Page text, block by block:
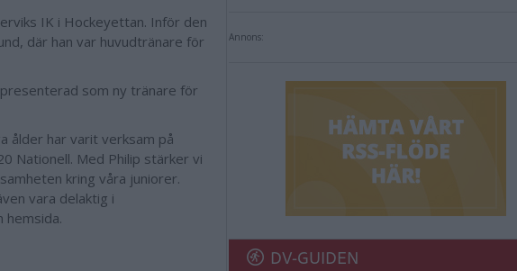
IK i Hockeyettan. Inför den
där han var huvudtränare för
som ny tränare för
ålder har varit verksam på
Nationell. Med Philip stärker vi
kring våra juniorer.
vara delaktig i
hemsida.
Annons:
DV-GUIDEN